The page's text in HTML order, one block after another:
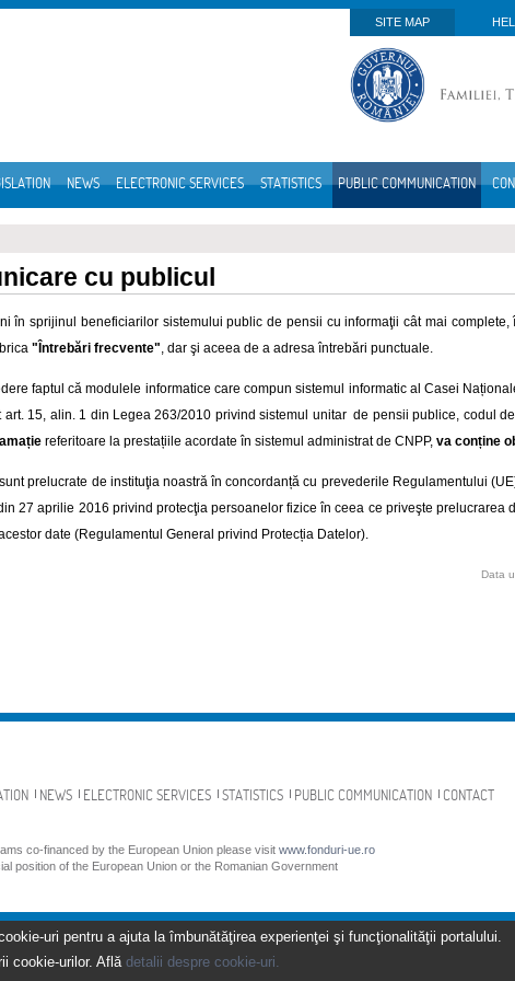
SITE MAP
NEWS ELECTRONIC SERVICES STATISTICS PUBLIC COMMUNICATION
cu publicul
în sprijinul beneficiarilor sistemului public de pensii cu informaţii cât mai
"Întrebări frecvente" , dar şi aceea de a adresa întrebări punctuale.
faptul că modulele informatice care compun sistemul informatic al Casei
art. 15, alin. 1 din Legea 263/2010 privind sistemul unitar de pensii publice, codul
referitoare la prestațiile acordate în sistemul administrat de CNPP, va conține
prelucrate de instituţia noastră în concordanță cu prevederile Regulamentului
27 aprilie 2016 privind protecţia persoanelor fizice în ceea ce priveşte prelucrarea
date (Regulamentul General privind Protecția Datelor).
Data
NEWS ELECTRONIC SERVICES STATISTICS PUBLIC COMMUNICATION CONTACT
co-financed by the European Union please visit www.fonduri-ue.ro
position of the European Union or the Romanian Government
uri pentru a ajuta la îmbunătăţirea experienţei şi funcţionalităţii portalului.
cookie-urilor. Află detalii despre cookie-uri.